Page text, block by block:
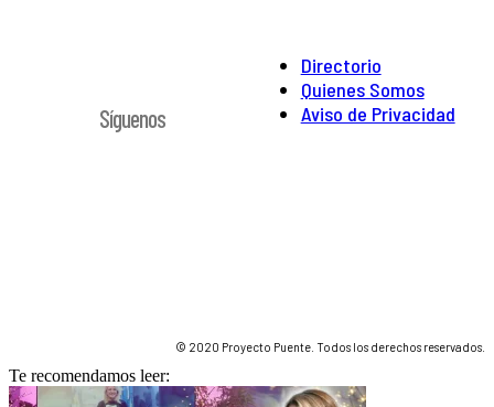
Directorio
Quienes Somos
Aviso de Privacidad
Síguenos
© 2020 Proyecto Puente. Todos los derechos reservados.
Te recomendamos leer: